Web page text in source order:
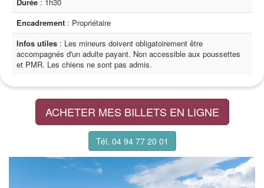
Durée : 1h30
Encadrement : Propriétaire
Infos utiles : Les mineurs doivent obligatoirement être
accompagnés d'un adulte payant. Non accessible aux poussettes
et PMR. Les chiens ne sont pas admis.
ACHETER MES BILLETS EN LIGNE
Tél. 04 94 77 20 01